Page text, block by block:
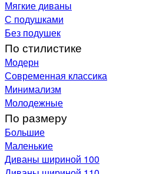
Мягкие диваны
С подушками
Без подушек
По стилистике
Модерн
Современная классика
Минимализм
Молодежные
По размеру
Большие
Маленькие
Диваны шириной 100